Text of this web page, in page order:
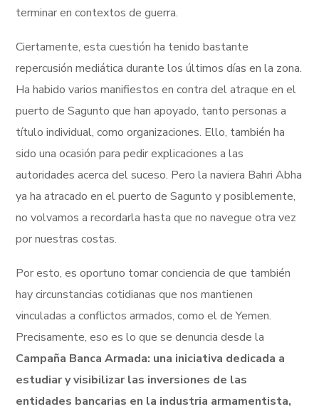
terminar en contextos de guerra.
Ciertamente, esta cuestión ha tenido bastante
repercusión mediática durante los últimos días en la zona.
Ha habido varios manifiestos en contra del atraque en el
puerto de Sagunto que han apoyado, tanto personas a
título individual, como organizaciones. Ello, también ha
sido una ocasión para pedir explicaciones a las
autoridades acerca del suceso. Pero la naviera Bahri Abha
ya ha atracado en el puerto de Sagunto y posiblemente,
no volvamos a recordarla hasta que no navegue otra vez
por nuestras costas.
Por esto, es oportuno tomar conciencia de que también
hay circunstancias cotidianas que nos mantienen
vinculadas a conflictos armados, como el de Yemen.
Precisamente, eso es lo que se denuncia desde la
Campaña Banca Armada: una iniciativa dedicada a
estudiar y visibilizar las inversiones de las
entidades bancarias en la industria armamentista,